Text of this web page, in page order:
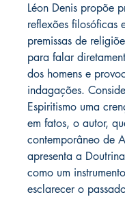
Léon Denis propõe
reflexões filosóficas
premissas de
para falar
dos homens e
indagações.
Espiritismo uma
em fatos, o autor,
contemporâneo de
apresenta a
como um
esclarecer o